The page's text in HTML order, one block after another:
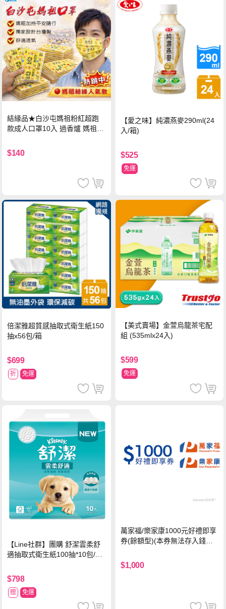
結緣品★白沙屯媽祖粉紅超跑
款成人口罩10入 過香爐 媽祖加
$140
【愛之味】純濃燕麥290ml(24
入/箱)
$525
免運
倍潔雅超質感抽取式衛生紙150
抽x56包/箱
$699
折 免運
【美式賣場】金萱烏龍茶宅配
組 (535mlx24入)
$599
免運
【Line社群】團購 舒潔雲柔舒
適抽取式衛生紙100抽*10包/6
$798
贈 免運
萬家福/樂家康1000元好禮即享
券(餘額型)(本券無法存入錢包
$1,000